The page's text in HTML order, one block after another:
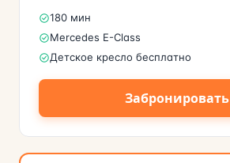
180 мин
Mercedes E-Class
Детское кресло бесплатно
Забронировать